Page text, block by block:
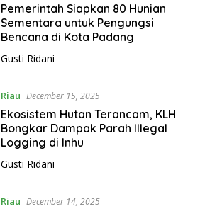
Pemerintah Siapkan 80 Hunian
Sementara untuk Pengungsi
Bencana di Kota Padang
Gusti Ridani
Riau December 15, 2025
Ekosistem Hutan Terancam, KLH
Bongkar Dampak Parah Illegal
Logging di Inhu
Gusti Ridani
Riau December 14, 2025